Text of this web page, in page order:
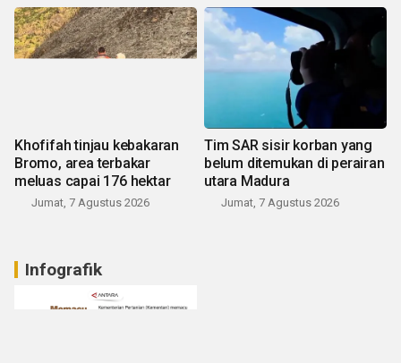
Khofifah tinjau kebakaran
Bromo, area terbakar
meluas capai 176 hektar
Jumat, 7 Agustus 2026
Tim SAR sisir korban yang
belum ditemukan di perairan
utara Madura
Jumat, 7 Agustus 2026
Infografik